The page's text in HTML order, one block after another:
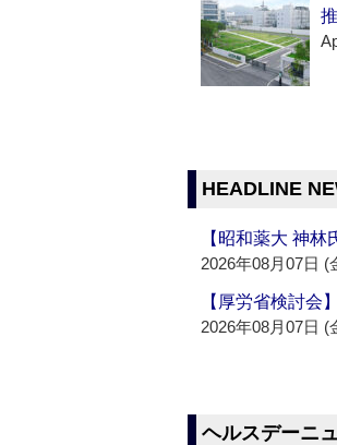
HEADLINE
【昭和薬大 神
2026年08月07日 (
【厚労省検討会
2026年08月07日 (
ヘルスデーニ